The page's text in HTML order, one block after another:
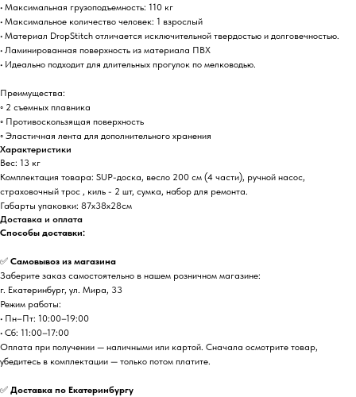
• Максимальная грузоподъемность: 110 кг
• Максимальное количество человек: 1 взрослый
• Материал DropStitch отличается исключительной твердостью и долговечностью.
• Ламинированная поверхность из материала ПВХ
• Идеально подходит для длительных прогулок по мелководью.
Преимущества:
◦ 2 съемных плавника
◦ Противоскользящая поверхность
◦ Эластичная лента для дополнительного хранения
Характеристики
Вес: 13 кг
Комплектация товара: SUP-доска, весло 200 см (4 части), ручной насос,
страховочный трос , киль - 2 шт, сумка, набор для ремонта.
Габарты упаковки: 87х38х28см
Доставка и оплата
Способы доставки:
✅ Самовывоз из магазина
Заберите заказ самостоятельно в нашем розничном магазине:
г. Екатеринбург, ул. Мира, 33
Режим работы:
• Пн–Пт: 10:00–19:00
• Сб: 11:00–17:00
Оплата при получении — наличными или картой. Сначала осмотрите товар,
убедитесь в комплектации — только потом платите.
✅ Доставка по Екатеринбургу